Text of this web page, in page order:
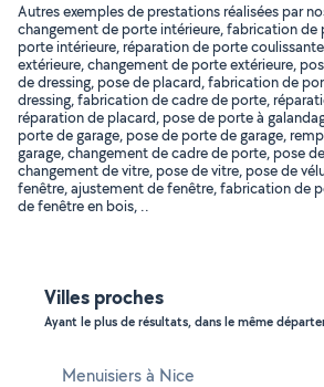
Autres exemples de prestations réalisées par
changement de porte intérieure, fabrication de
porte intérieure, réparation de porte
extérieure, changement de porte extérieure,
de dressing, pose de placard, fabrication de
dressing, fabrication de cadre de porte,
réparation de placard, pose de porte à
porte de garage, pose de porte de garage,
garage, changement de cadre de porte, pose
changement de vitre, pose de vitre, pose de
fenêtre, ajustement de fenêtre, fabrication de
de fenêtre en bois, ..
Villes proches
Ayant le plus de résultats, dans le même
Menuisiers à Nice